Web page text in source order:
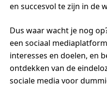
en succesvol te zijn in de
Dus waar wacht je nog
een sociaal
interesses en doelen, en
ontdekken van de
sociale media voor